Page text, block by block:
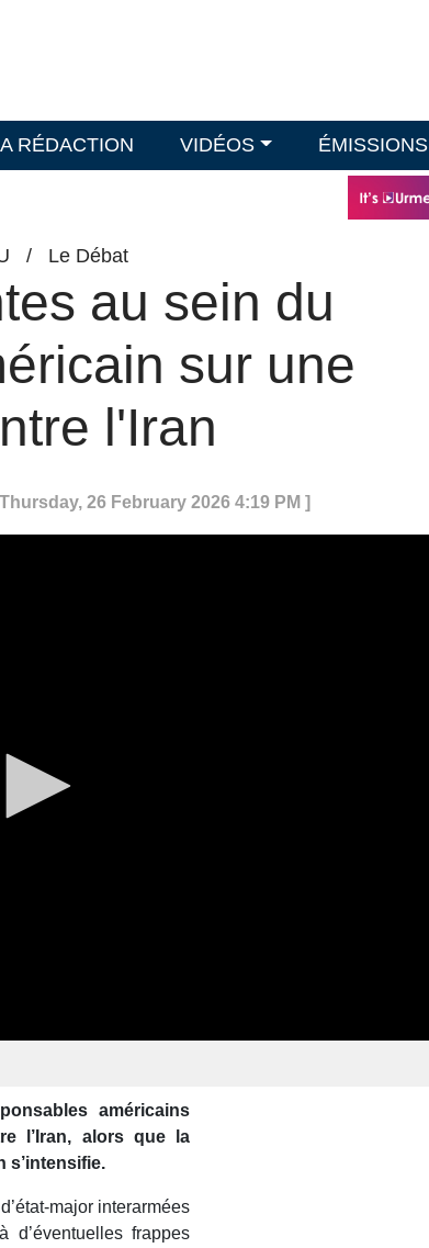
RÉDACTION VIDÉOS ÉMISSIONS
/ Le Débat
au sein du
sur une
l'Iran
26 February 2026 4:19 PM ]
américains
l’Iran, alors que la
s’intensifie.
major interarmées
frappes